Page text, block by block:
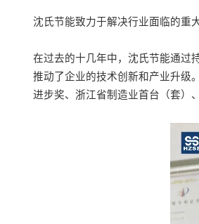
沈氏节能致力于解决行业面临的重
在过去的十几年中，沈氏节能通过
推动了企业的技术创新和产业升级。
进步奖、浙江省制造业首台（套）